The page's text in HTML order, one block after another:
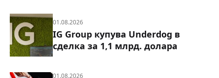
01.08.2026
IG Group купува Underdog в
сделка за 1,1 млрд. долара
01.08.2026